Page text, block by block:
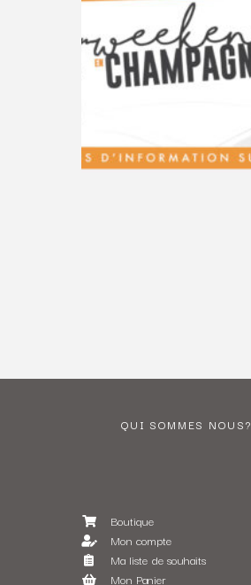
QUI SOMMES NOUS?
Boutique
Mon compte
Ma liste de souhaits
Mon Panier